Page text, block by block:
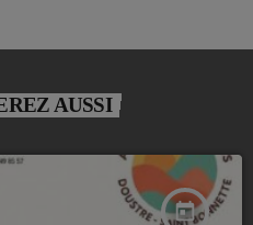
AUSSI
today